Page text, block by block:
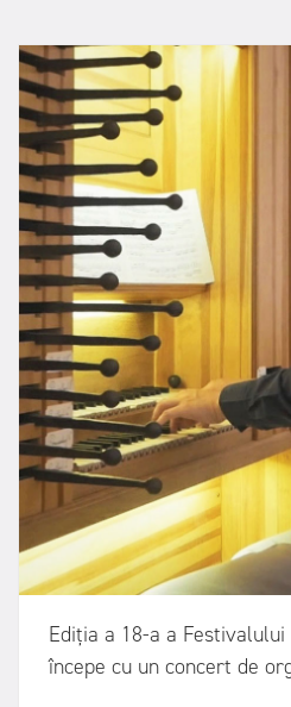
Ediția a 18-a a
începe cu un concert de